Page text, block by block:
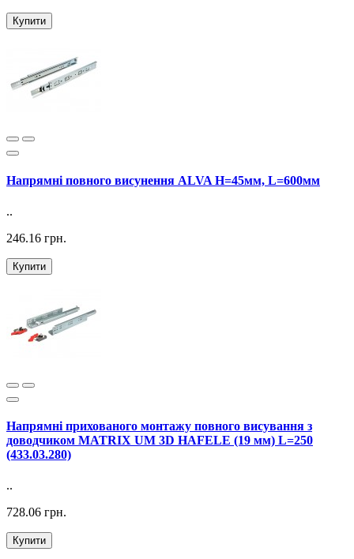
Купити
Напрямні повного висунення ALVA H=45мм, L=600мм
..
246.16 грн.
Купити
Напрямні прихованого монтажу повного висування з
доводчиком MATRIX UM 3D HAFELE (19 мм) L=250
(433.03.280)
..
728.06 грн.
Купити